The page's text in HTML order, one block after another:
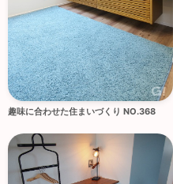
趣味に合わせた住まいづくり NO.368